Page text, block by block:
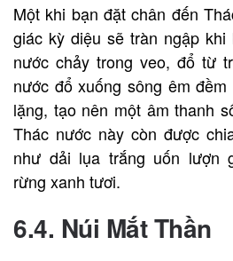
Một khi bạn đặt chân đến
giác kỳ diệu sẽ tràn ngập
nước chảy trong veo, đổ từ
nước đổ xuống sông êm
lặng, tạo nên một âm thanh
Thác nước này còn được
như dải lụa trắng uốn lượn
rừng xanh tươi.
6.4. Núi Mắt Thần